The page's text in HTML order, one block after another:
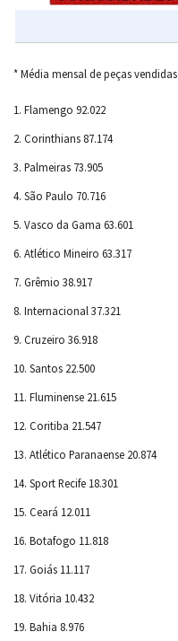
* Média mensal de peças vendidas
1. Flamengo 92.022
2. Corinthians 87.174
3. Palmeiras 73.905
4. São Paulo 70.716
5. Vasco da Gama 63.601
6. Atlético Mineiro 63.317
7. Grêmio 38.917
8. Internacional 37.321
9. Cruzeiro 36.918
10. Santos 22.500
11. Fluminense 21.615
12. Coritiba 21.547
13. Atlético Paranaense 20.874
14. Sport Recife 18.301
15. Ceará 12.011
16. Botafogo 11.818
17. Goiás 11.117
18. Vitória 10.432
19. Bahia 8.976